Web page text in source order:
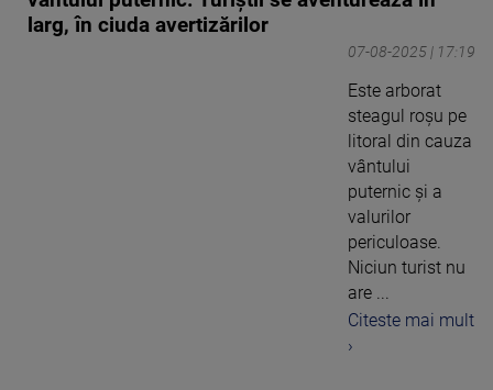
larg, în ciuda avertizărilor
07-08-2025 | 17:19
Este arborat
steagul roșu pe
litoral din cauza
vântului
puternic și a
valurilor
periculoase.
Niciun turist nu
are ...
Citeste mai mult
›